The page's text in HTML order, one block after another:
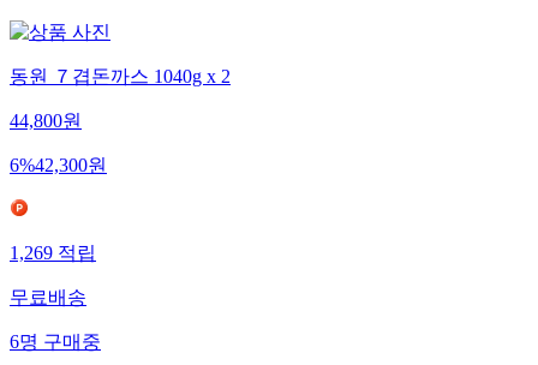
동원 ７겹돈까스 1040g x 2
44,800원
6%42,300원
1,269적립
무료배송
6명구매중